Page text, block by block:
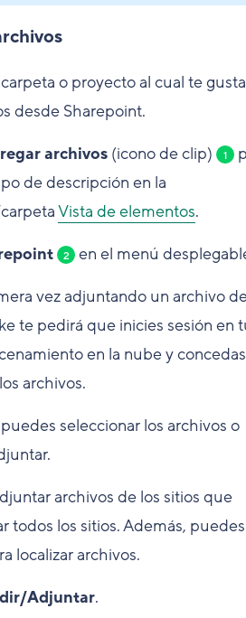
o proyecto al cual te
desde Sharepoint.
archivos (icono de clip) 1
de descripción en la
Vista de elementos.
2
en el menú
vez adjuntando un archivo
te pedirá que inicies sesión en
en la nube y
archivos.
seleccionar los archivos o
archivos de los sitios que
todos los sitios. Además,
localizar archivos.
Adjuntar.